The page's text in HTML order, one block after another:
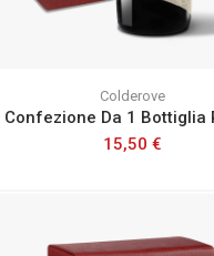
Colderove
15,50 €